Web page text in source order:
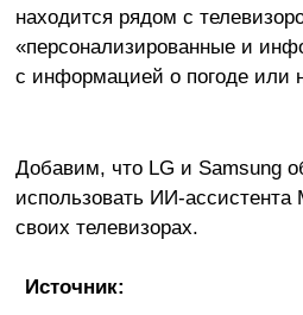
находится рядом с
«персонализированные и
с информацией о погоде или
Добавим, что LG и Samsung
использовать ИИ-ассистента
своих телевизорах.
Источник: